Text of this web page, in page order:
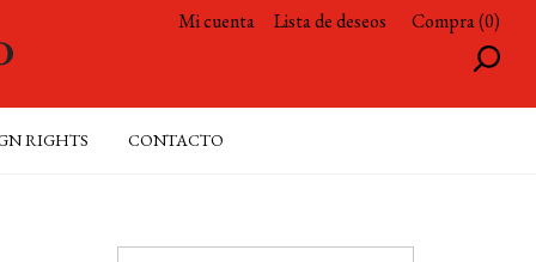
Mi cuenta Lista de deseos Compra (0)
RIGHTS CONTACTO